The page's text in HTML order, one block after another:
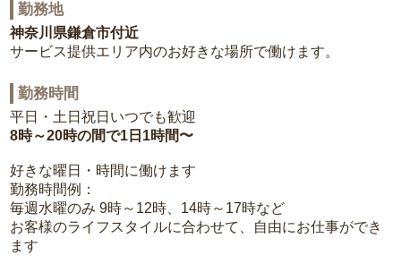
勤務地
神奈川県鎌倉市付近
サービス提供エリア内のお好きな場所で働けます。
勤務時間
平日・土日祝日いつでも歓迎
8時～20時の間で1日1時間〜
好きな曜日・時間に働けます
勤務時間例：
毎週水曜のみ 9時～12時、14時～17時など
お客様のライフスタイルに合わせて、自由にお仕事ができ
ます